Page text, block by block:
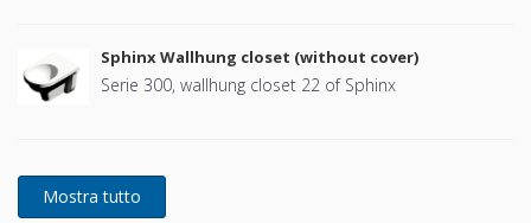
Sphinx Wallhung closet (without cover)
Serie 300, wallhung closet 22 of Sphinx